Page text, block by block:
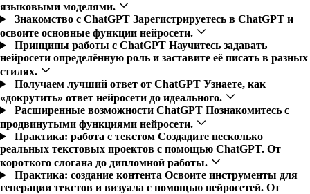
языковыми моделями.
Знакомство с ChatGPT Зарегистрируетесь в ChatGPT и
освоите основные функции нейросети.
Принципы работы с ChatGPT Научитесь задавать
нейросети определённую роль и заставите её писать в разных
стилях.
Получаем лучший ответ от ChatGPT Узнаете, как
«докрутить» ответ нейросети до идеального.
Расширенные возможности ChatGPT Познакомитесь с
продвинутыми функциями нейросети.
Практика: работа с текстом Создадите несколько
реальных текстовых проектов с помощью ChatGPT. От
короткого слогана до дипломной работы.
Практика: создание контента Освоите инструменты для
генерации текстов и визуала с помощью нейросетей. От